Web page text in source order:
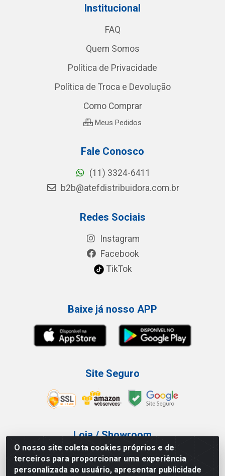
O nosso site coleta cookies próprios e de
terceiros para proporcionar uma experiência
personalizada ao usuário, apresentar publicidade
Institucional
FAQ
Quem Somos
Política de Privacidade
Política de Troca e Devolução
Como Comprar
Meus Pedidos
Fale Conosco
(11) 3324-6411
b2b@atefdistribuidora.com.br
Redes Sociais
Instagram
Facebook
TikTok
Baixe já nosso APP
Site Seguro
Loja / Showroom
Tel.: (11) 3227-0546
Av Vautier, 587/597 - Pari - São Paulo/SP